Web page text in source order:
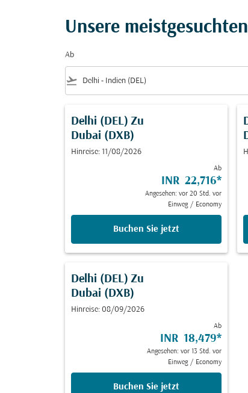
Unsere
Ab
flight_takeoff
Delhi (DEL) Zu
Dubai (DXB)
Hinreise: 11/08/2026
Ab
INR 22,716*
Angesehen: vor 20 Std. vor
Einweg / Economy
Buchen Sie jetzt
Delhi (DEL) Zu
Dubai (DXB)
Hinreise: 08/09/2026
Ab
INR 18,479*
Angesehen: vor 13 Std. vor
Einweg / Economy
Buchen Sie jetzt